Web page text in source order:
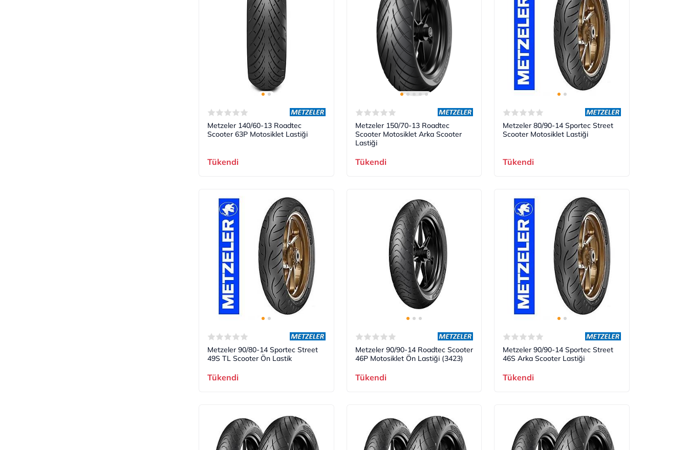
Metzeler 140/60-13 Roadtec
Scooter 63P Motosiklet Lastiği
Tükendi
Metzeler 150/70-13 Roadtec
Scooter Motosiklet Arka Scooter
Lastiği
Tükendi
Metzeler 80/90-14 Sportec Street
Scooter Motosiklet Lastiği
Tükendi
Metzeler 90/80-14 Sportec Street
49S TL Scooter Ön Lastik
Tükendi
Metzeler 90/90-14 Roadtec Scooter
46P Motosiklet Ön Lastiği (3423)
Tükendi
Metzeler 90/90-14 Sportec Street
46S Arka Scooter Lastiği
Tükendi